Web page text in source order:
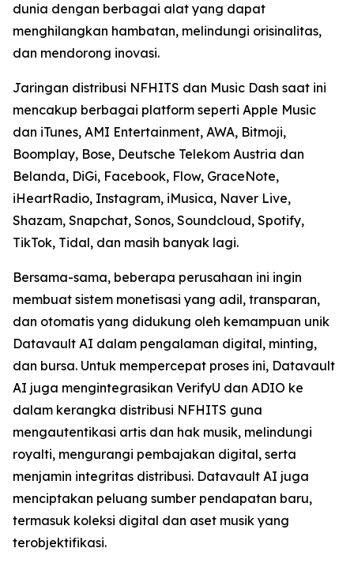
dunia dengan berbagai alat yang dapat
menghilangkan hambatan, melindungi orisinalitas,
dan mendorong inovasi.
Jaringan distribusi NFHITS dan Music Dash saat ini
mencakup berbagai platform seperti Apple Music
dan iTunes, AMI Entertainment, AWA, Bitmoji,
Boomplay, Bose, Deutsche Telekom Austria dan
Belanda, DiGi, Facebook, Flow, GraceNote,
iHeartRadio, Instagram, iMusica, Naver Live,
Shazam, Snapchat, Sonos, Soundcloud, Spotify,
TikTok, Tidal, dan masih banyak lagi.
Bersama-sama, beberapa perusahaan ini ingin
membuat sistem monetisasi yang adil, transparan,
dan otomatis yang didukung oleh kemampuan unik
Datavault AI dalam pengalaman digital, minting,
dan bursa. Untuk mempercepat proses ini, Datavault
AI juga mengintegrasikan VerifyU dan ADIO ke
dalam kerangka distribusi NFHITS guna
mengautentikasi artis dan hak musik, melindungi
royalti, mengurangi pembajakan digital, serta
menjamin integritas distribusi. Datavault AI juga
menciptakan peluang sumber pendapatan baru,
termasuk koleksi digital dan aset musik yang
terobjektifikasi.